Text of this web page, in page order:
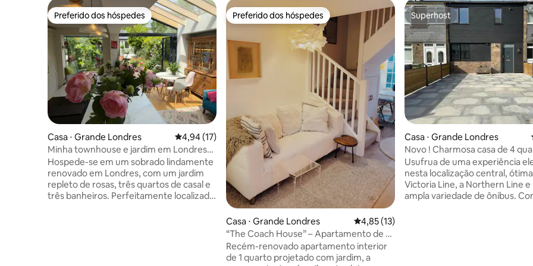
Preferido dos hóspedes
Preferido dos hóspedes
Casa ⋅ Grande Londres 4,94 de uma avaliação média de 5, 17 avaliações
4,94 (17)
Minha townhouse e jardim em Londres
para 3 a 6 hóspedes
Hospede-se em um sobrado lindamente
renovado em Londres, com um jardim
repleto de rosas, três quartos de casal e
três banheiros. Perfeitamente localizado
Preferido dos hóspedes
Preferido dos hóspedes
Casa ⋅ Grande Londres 4,85 de uma avaliação média de 5, 13
4,85 (13)
“The Coach House” – Apartamento de 1
quarto com jardim e estacionamento
Recém-renovado apartamento interior
de 1 quarto projetado com jardim, a
Superhost
Superhost
Casa ⋅ Grande Londres
Novo ! Charmosa casa de 4
Usufrua de uma experiência
nesta localização central,
Victoria Line, a Northern Line e
ampla variedade de ônibus.